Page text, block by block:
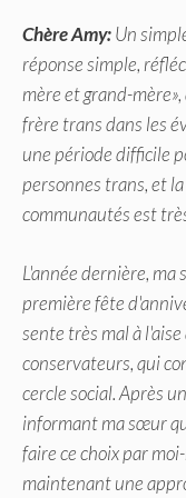
Chère Amy:Un
réponse simple,
mère et grand-mère
frère trans dans les
une période difficile
personnes trans, et
communautés est
L'année dernière,
première fête
sente très mal à
conservateurs, qui
cercle social. Après
informant ma sœur
faire ce choix par
maintenant une